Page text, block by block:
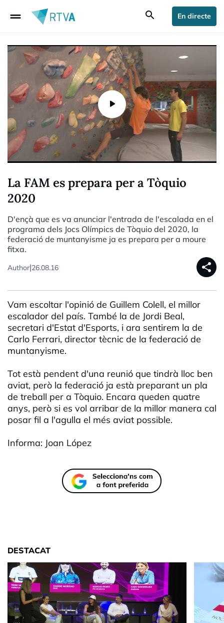
drag_handle search En directe
La FAM es prepara per a Tòquio
2020
D'ençà que es va anunciar l'entrada de l'escalada en el
programa dels Jocs Olímpics de Tòquio del 2020, la
federació de muntanyisme ja es prepara per a moure
fitxa.
Author|26.08.16 share
Vam escoltar l'opinió de Guillem Colell, el millor
escalador del país. També la de Jordi Beal,
secretari d'Estat d'Esports, i ara sentirem la de
Carlo Ferrari, director tècnic de la federació de
muntanyisme.
Tot està pendent d'una reunió que tindrà lloc ben
aviat, però la federació ja està preparant un pla
de treball per a Tòquio. Encara queden quatre
anys, però si es vol arribar de la millor manera cal
posar fil a l'agulla el més aviat possible.
Informa: Joan López
DESTACAT